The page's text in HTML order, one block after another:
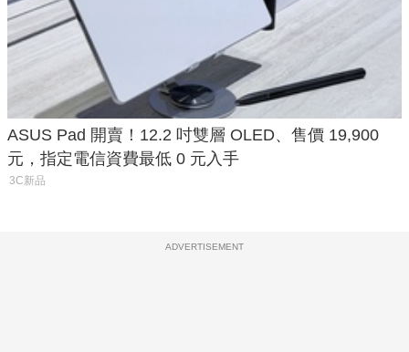
ASUS Pad 開賣！12.2 吋雙層 OLED、售價 19,900
元，指定電信資費最低 0 元入手
3C新品
ADVERTISEMENT